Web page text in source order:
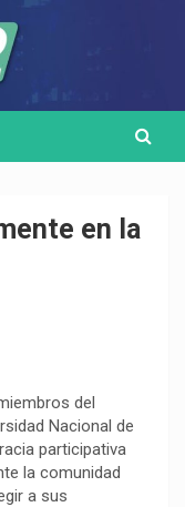
en la
del
Nacional de
participativa
la comunidad
a sus